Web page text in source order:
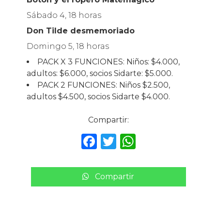
Sábado 4, 18 horas
Don Tilde desmemoriado
Domingo 5, 18 horas
PACK X 3 FUNCIONES: Niños: $4.000,
adultos: $6.000, socios Sidarte: $5.000.
PACK 2 FUNCIONES: Niños $2.500,
adultos $4.500, socios Sidarte $4.000.
Compartir:
F
c
e
T
it
te
W
a
ts
Compartir